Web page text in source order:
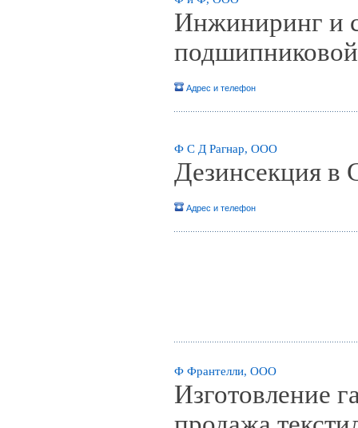
Инжиниринг и
Адрес и телефон
Ф С Д Рагнар, ООО
Дезинсекция в
Адрес и телефон
Ф Франтелли, ООО
Изготовление